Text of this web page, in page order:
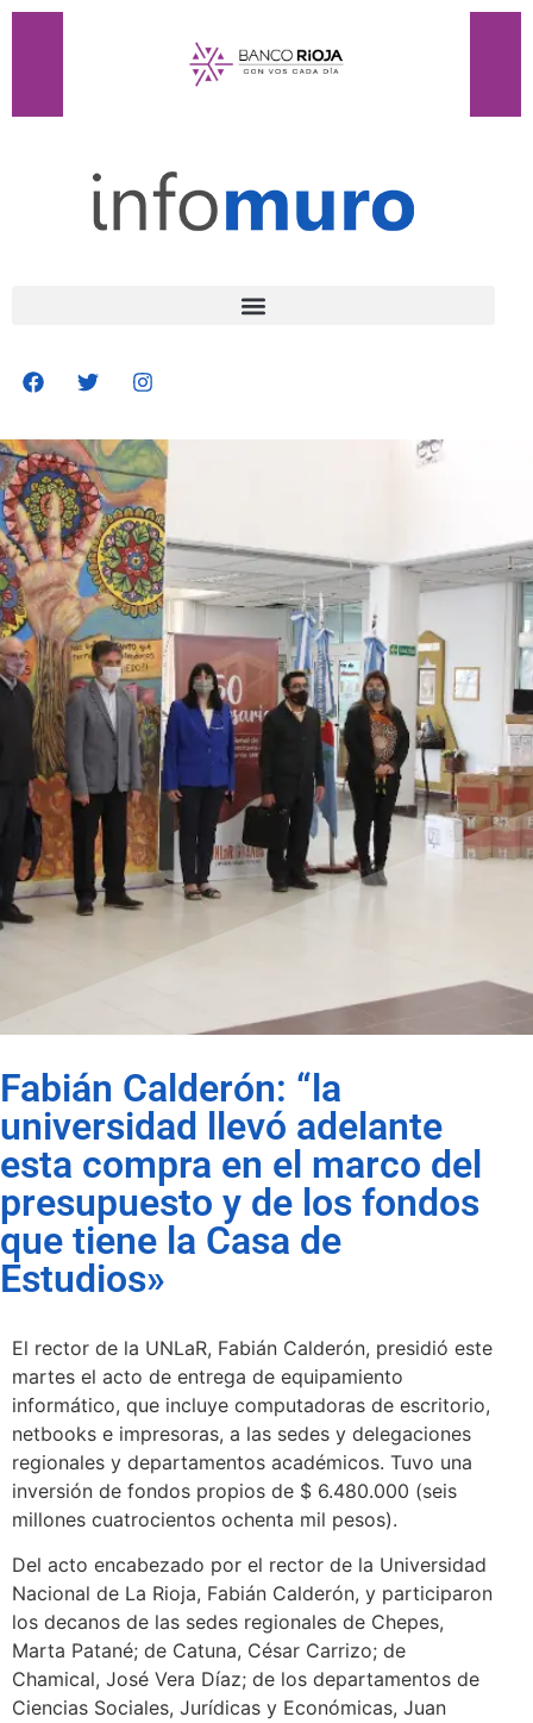
Fabián Calderón: “la
universidad llevó adelante
esta compra en el marco del
presupuesto y de los fondos
que tiene la Casa de
Estudios»
El rector de la UNLaR, Fabián Calderón, presidió este
martes el acto de entrega de equipamiento
informático, que incluye computadoras de escritorio,
netbooks e impresoras, a las sedes y delegaciones
regionales y departamentos académicos. Tuvo una
inversión de fondos propios de $ 6.480.000 (seis
millones cuatrocientos ochenta mil pesos).
Del acto encabezado por el rector de la Universidad
Nacional de La Rioja, Fabián Calderón, y participaron
los decanos de las sedes regionales de Chepes,
Marta Patané; de Catuna, César Carrizo; de
Chamical, José Vera Díaz; de los departamentos de
Ciencias Sociales, Jurídicas y Económicas, Juan